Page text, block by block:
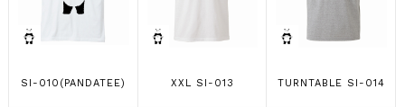
SI-010(PANDATEE) XXL SI-013 TURNTABLE SI-014